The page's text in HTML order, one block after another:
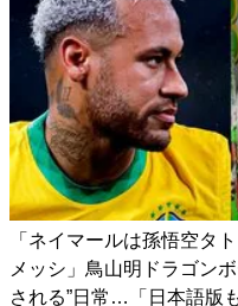
「ネイマールは孫悟空タ
メッシ」鳥山明ドラゴン
される”日常…「日本語版